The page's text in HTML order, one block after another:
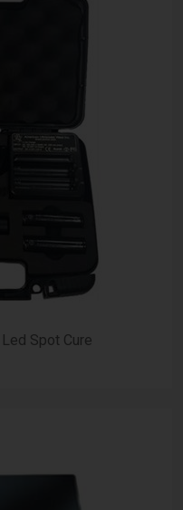
Spot Cure